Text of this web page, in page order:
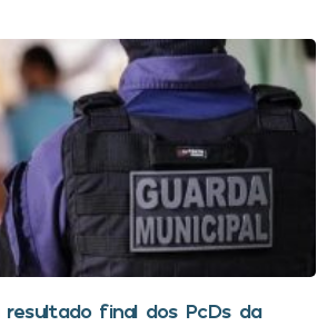
resultado final dos PcDs da